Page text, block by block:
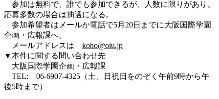
参加は無料で、誰でも参加できるが、人数に限りがあり、
応募多数の場合は抽選になる。
参加希望者はメールか電話で5月20日までに大阪国際学園
企画・広報課へ。
メールアドレスは koho@oiu.jp
▼本件に関する問い合わせ先
大阪国際学園企画・広報課
TEL: 06-6907-4325（土、日祝日をのぞく午前9時から午
後5時まで）